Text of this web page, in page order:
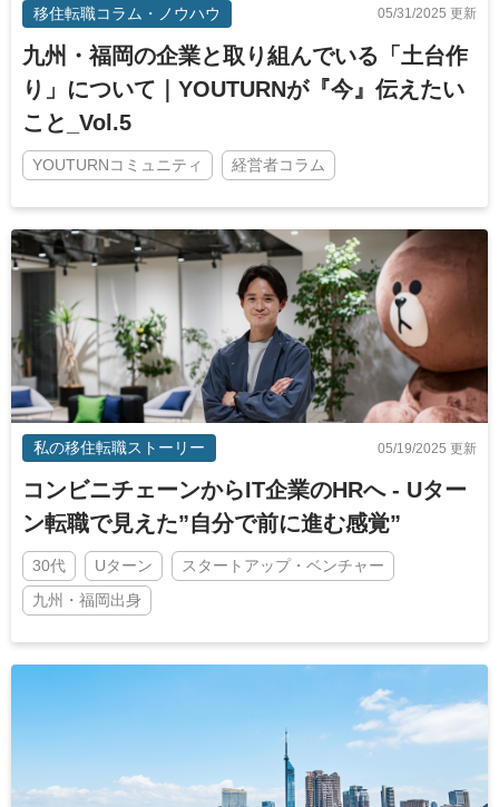
移住転職コラム・ノウハウ 05/31/2025 更新
九州・福岡の企業と取り組んでいる「土台作
り」について｜YOUTURNが『今』伝えたい
こと_Vol.5
YOUTURNコミュニティ 経営者コラム
私の移住転職ストーリー 05/19/2025 更新
コンビニチェーンからIT企業のHRへ - Uター
ン転職で見えた”自分で前に進む感覚”
30代 Uターン
スタートアップ・ベンチャー
九州・福岡出身